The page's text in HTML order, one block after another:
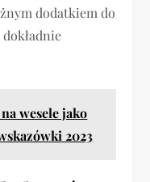
dodatkiem do
wesele jako
2023